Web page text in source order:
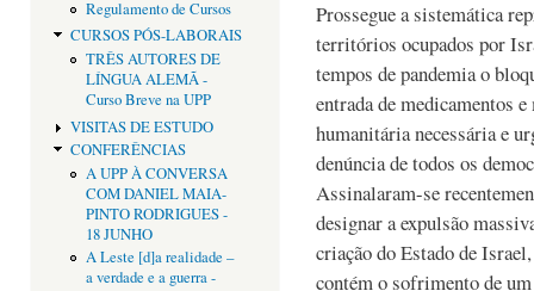
Regulamento de Cursos
CURSOS PÓS-LABORAIS
TRÊS AUTORES DE
LÍNGUA ALEMÃ -
Curso Breve na UPP
VISITAS DE ESTUDO
CONFERÊNCIAS
A UPP À CONVERSA
COM DANIEL MAIA-
PINTO RODRIGUES -
18 JUNHO
A Leste [d]a realidade –
a verdade e a guerra -
Prossegue a sistemática
territórios ocupados por
tempos de pandemia o
entrada de medicamentos
humanitária necessária e
denúncia de todos os
Assinalaram-se
designar a expulsão
criação do Estado de
contém o sofrimento de